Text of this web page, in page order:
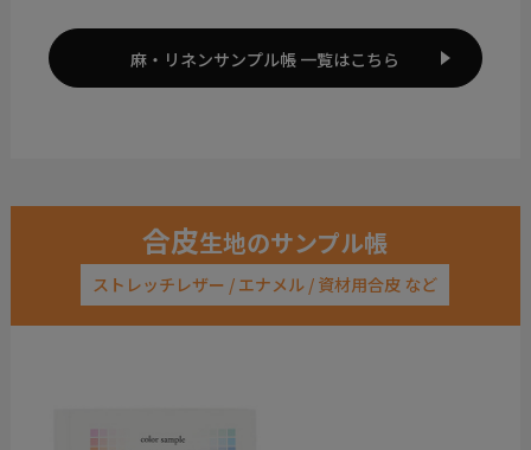
麻・リネンサンプル帳 一覧はこちら
合皮生地のサンプル帳
ストレッチレザー / エナメル / 資材用合皮 など